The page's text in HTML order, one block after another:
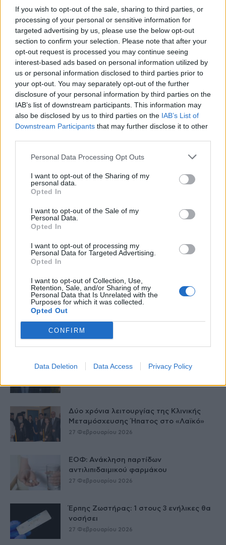
If you wish to opt-out of the sale, sharing to third parties, or
processing of your personal or sensitive information for
targeted advertising by us, please use the below opt-out
section to confirm your selection. Please note that after your
opt-out request is processed you may continue seeing
interest-based ads based on personal information utilized by
us or personal information disclosed to third parties prior to
your opt-out. You may separately opt-out of the further
disclosure of your personal information by third parties on the
IAB’s list of downstream participants. This information may
also be disclosed by us to third parties on the IAB’s List of
Downstream Participants that may further disclose it to other
Personal Data Processing Opt Outs
I want to opt-out of the Sharing of my
personal data.
Opted In
I want to opt-out of the Sale of my
Personal Data.
Opted In
I want to opt-out of processing my
Personal Data for Targeted Advertising.
Opted In
I want to opt-out of Collection, Use,
Retention, Sale, and/or Sharing of my
Personal Data that Is Unrelated with the
Purposes for which it was collected.
Opted Out
CONFIRM
Data Deletion Data Access Privacy Policy
TAGS δασμοί ΗΠΑ Δημήτρης Τσιόδρας
Νίκος Παπανδρέου
φάρμακα
healthstories
Δείτε Ακόμη
συνεργασία δημοσίου και ιδιωτικού
τομέα
Παράρτημα του Παίδων “Αγία Σοφία”
27 Φεβρουαρίου 2026
Δύο χρόνια λειτουργίας της Κλινικής
Μεταμόσχευσης Ήπατος στο «Λαϊκό»
27 Φεβρουαρίου 2026
ΕΟΦ: Ανάκληση παρτίδων
αντιλιπιδαιμικού φαρμάκου
27 Φεβρουαρίου 2026
Έρπης Ζωστήρας: 1 στους 3 ενήλικες θα
νοσήσει
27 Φεβρουαρίου 2026